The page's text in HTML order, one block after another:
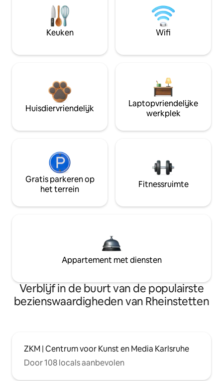
Keuken Wifi
Huisdiervriendelijk
Laptopvriendelijke
werkplek
Gratis parkeren op
het terrein
Fitnessruimte
Appartement met diensten
Verblijf in de buurt van de populairste
bezienswaardigheden van Rheinstetten
ZKM | Centrum voor Kunst en Media Karlsruhe
Door 108 locals aanbevolen